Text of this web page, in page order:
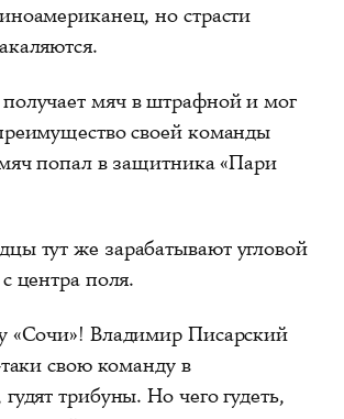
но страсти
мяч в штрафной и мог
своей команды
попал в защитника «Пари
тут же зарабатывают угловой
центра поля.
«Сочи»! Владимир Писарский
таки свою команду в
трибуны. Но чего гудеть,